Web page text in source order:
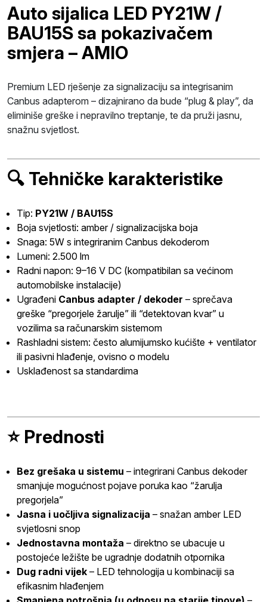
Auto sijalica LED PY21W /
BAU15S sa pokazivačem
smjera – AMIO
Premium LED rješenje za signalizaciju sa integrisanim
Canbus adapterom – dizajnirano da bude “plug & play”, da
eliminiše greške i nepravilno treptanje, te da pruži jasnu,
snažnu svjetlost.
🔍 Tehničke karakteristike
Tip: PY21W / BAU15S
Boja svjetlosti: amber / signalizacijska boja
Snaga: 5W s integriranim Canbus dekoderom
Lumeni: 2.500 lm
Radni napon: 9–16 V DC (kompatibilan sa većinom
automobilske instalacije)
Ugrađeni Canbus adapter / dekoder – sprečava
greške “pregorjele žarulje” ili “detektovan kvar” u
vozilima sa računarskim sistemom
Rashladni sistem: često alumijumsko kućište + ventilator
ili pasivni hlađenje, ovisno o modelu
Usklađenost sa standardima
⭐ Prednosti
Bez grešaka u sistemu – integrirani Canbus dekoder
smanjuje mogućnost pojave poruka kao “žarulja
pregorjela”
Jasna i uočljiva signalizacija – snažan amber LED
svjetlosni snop
Jednostavna montaža – direktno se ubacuje u
postojeće ležište be ugradnje dodatnih otpornika
Dug radni vijek – LED tehnologija u kombinaciji sa
efikasnim hlađenjem